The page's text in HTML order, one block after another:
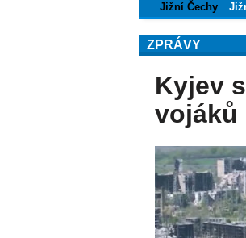
Jižní Čechy
ZPRÁVY
Kyjev
vojáků